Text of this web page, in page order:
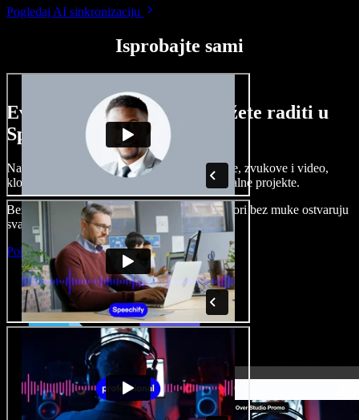
Pogledaj AI sinkronizaciju
Isprobajte sami
Evo malog pregleda što možete raditi u
Speechify Studiju.
Napravite voice overe, dodajte besplatne slike, zvukove i video,
klonirajte svoj glas i složite sjajne audio-vizualne projekte.
Bez učenja i sve dostupno u pregledniku, autori bez muke ostvaruju
svaku kreativnu ideju.
Pokreni Studio